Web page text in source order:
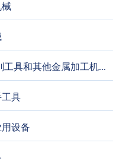
械
工具和其他金属加工机...
工具
设备